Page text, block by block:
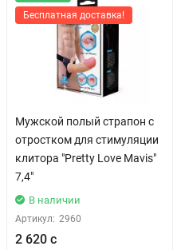
Бесплатная доставка!
Мужской полый страпон с
отростком для стимуляции
клитора "Pretty Love Mavis"
7,4"
В наличии
Артикул: 2960
2 620 с